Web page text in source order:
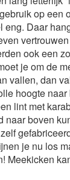
op een
Daar
ook een
je om de
vallen, dan
hoogte
lint met
boven
je nu los
Meekicken